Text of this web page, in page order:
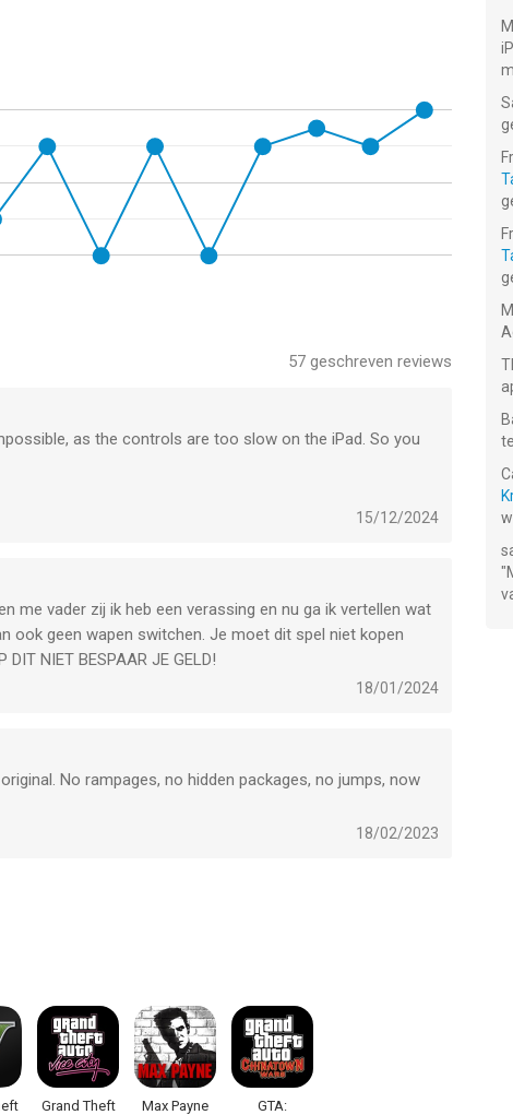
57 geschreven reviews
as the controls are too slow on the iPad. So you
so finding the last few is impossible.
like the PSP version.
15/12/2024
me vader zij ik heb een verassing en nu ga ik vertellen wat
ook geen wapen switchen. Je moet dit spel niet kopen
NIET BESPAAR JE GELD!
18/01/2024
No rampages, no hidden packages, no jumps, now
18/02/2023
Grand Theft
Max Payne
GTA:
"